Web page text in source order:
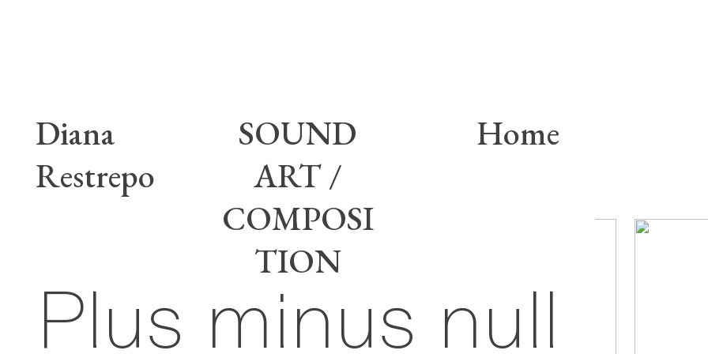
Diana
Restrepo
SOUND
ART /
COMPOSI
TION
Home
Plus minus null